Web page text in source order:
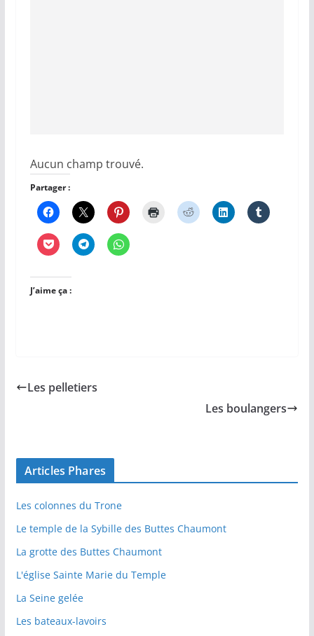
Aucun champ trouvé.
Partager :
J’aime ça :
Les pelletiers
Les boulangers
Articles Phares
Les colonnes du Trone
Le temple de la Sybille des Buttes Chaumont
La grotte des Buttes Chaumont
L'église Sainte Marie du Temple
La Seine gelée
Les bateaux-lavoirs